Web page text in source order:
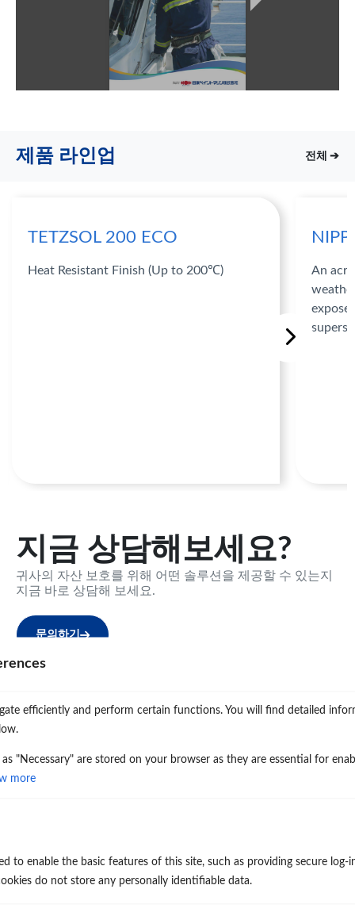
efficiently and perform certain functions. You will find detailed
"Necessary" are stored on your browser as they are essential for
more
to enable the basic features of this site, such as providing secure log-
do not store any personally identifiable data.
제품 라인업 전체 ➔
TETZSOL 200 ECO
Heat Resistant Finish (Up to 200℃)
An
지금 상담해보세요?
귀사의 자산 보호를 위해 어떤 솔루션을 제공할 수 있는지
지금 바로 상담해 보세요.
문의하기
혁신
자가 표시 프라이머
햇빛 반사 기술